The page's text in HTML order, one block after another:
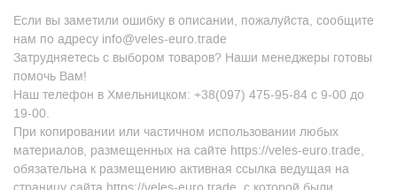
Если вы заметили ошибку в описании, пожалуйста, сообщите
нам по адресу info@veles-euro.trade
Затрудняетесь с выбором товаров? Наши менеджеры готовы
помочь Вам!
Наш телефон в Хмельницком: +38(097) 475-95-84 с 9-00 до
19-00.
При копировании или частичном использовании любых
материалов, размещенных на сайте https://veles-euro.trade,
обязательна к размещению активная ссылка ведущая на